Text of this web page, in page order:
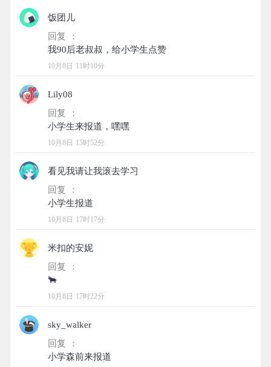
饭团儿
回复 ：
10月8日 11时10分
Lily08
回复 ：
10月8日 15时52分
看见我请让我滚去学习
回复 ：
10月8日 17时17分
米扣的安妮
回复 ：
10月8日 17时22分
sky_walker
回复 ：